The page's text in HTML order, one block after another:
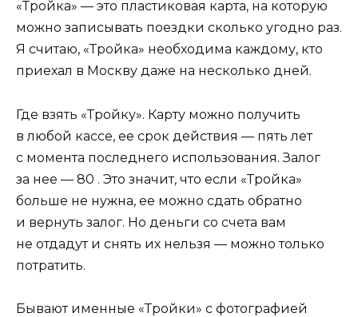
«Тройка» — это пластиковая карта, на которую
можно записывать поездки сколько угодно раз.
Я считаю, «Тройка» необходима каждому, кто
приехал в Москву даже на несколько дней.
Где взять «Тройку»‎. Карту можно получить
в любой кассе, ее срок действия — пять лет
с момента последнего использования. Залог
за нее — 80 . Это значит, что если «Тройка»
больше не нужна, ее можно сдать обратно
и вернуть залог. Но деньги со счета вам
не отдадут и снять их нельзя — можно только
потратить.
Бывают именные «Тройки» с фотографией